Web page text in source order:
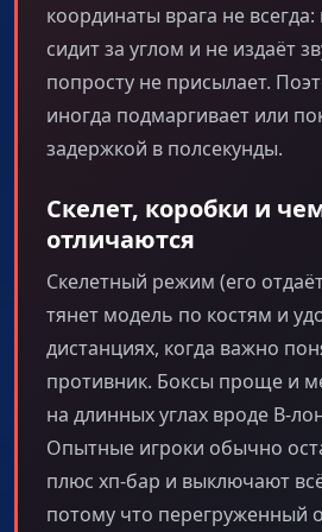
координаты врага не
сидит за углом и не издаёт
попросту не присылает.
иногда подмаргивает или
задержкой в полсекунды.
Скелет, коробки и
отличаются
Скелетный режим (его
тянет модель по костям и
дистанциях, когда важно
противник. Боксы проще и
на длинных углах вроде B-
Опытные игроки обычно
плюс хп-бар и выключают
потому что перегруженный